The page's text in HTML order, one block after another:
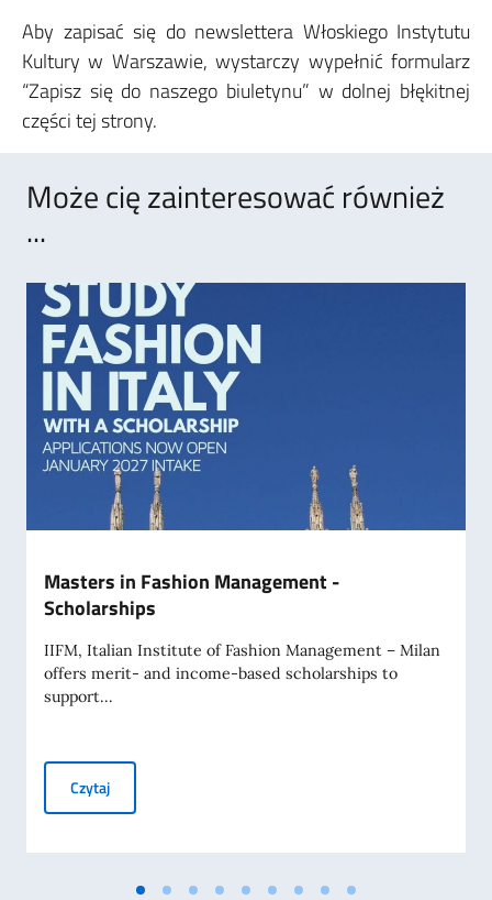
Aby zapisać się do newslettera Włoskiego Instytutu
Kultury w Warszawie, wystarczy wypełnić formularz
“Zapisz się do naszego biuletynu” w dolnej błękitnej
części tej strony.
Może cię zainteresować również
...
Masters in Fashion Management -
Scholarships
IIFM, Italian Institute of Fashion Management – Milan
offers merit- and income-based scholarships to
support...
CzytajMasters in Fashion Management - Scholarships